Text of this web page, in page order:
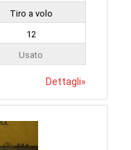
Tiro a volo
12
Usato
Dettagli»